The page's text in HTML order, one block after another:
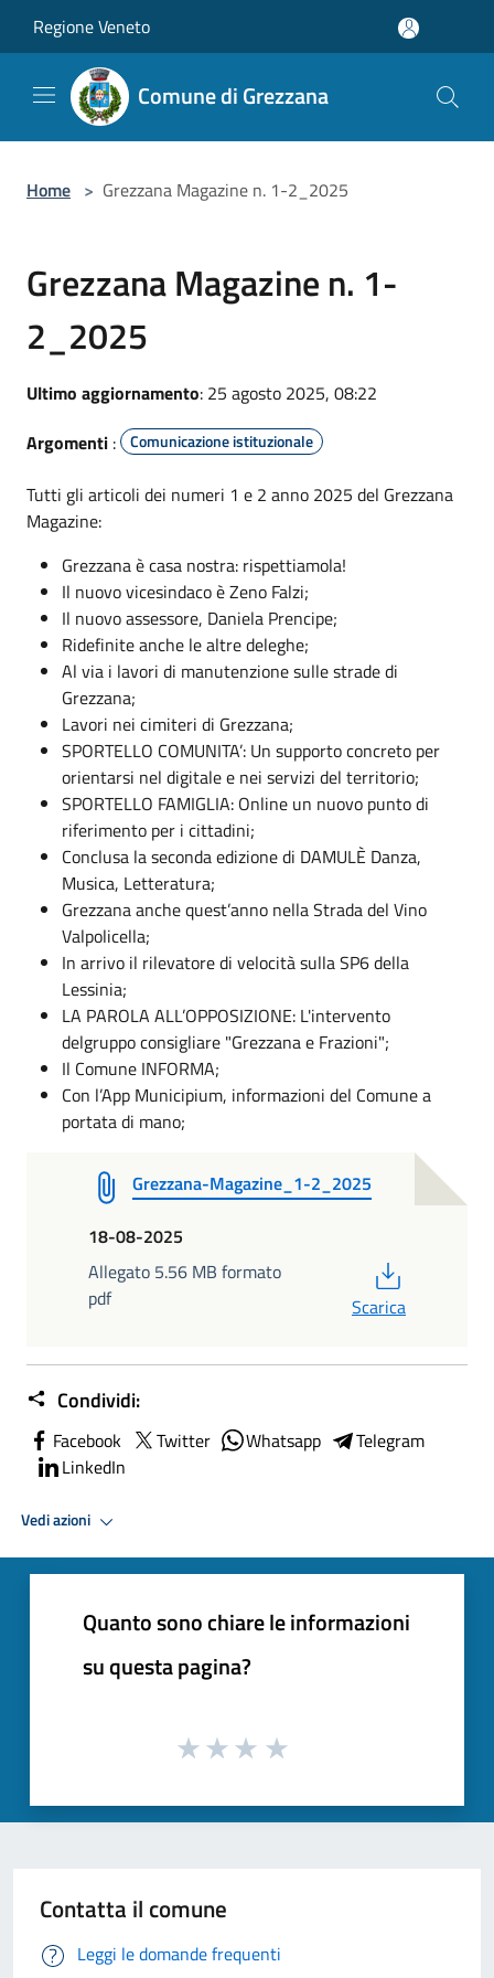
Regione Veneto
Comune di Grezzana
Home > Grezzana Magazine n. 1-2_2025
Grezzana Magazine n. 1-
2_2025
Ultimo aggiornamento: 25 agosto 2025, 08:22
Argomenti : Comunicazione istituzionale
Tutti gli articoli dei numeri 1 e 2 anno 2025 del Grezzana
Magazine:
Grezzana è casa nostra: rispettiamola!
Il nuovo vicesindaco è Zeno Falzi;
Il nuovo assessore, Daniela Prencipe;
Ridefinite anche le altre deleghe;
Al via i lavori di manutenzione sulle strade di
Grezzana;
Lavori nei cimiteri di Grezzana;
SPORTELLO COMUNITA’: Un supporto concreto per
orientarsi nel digitale e nei servizi del territorio;
SPORTELLO FAMIGLIA: Online un nuovo punto di
riferimento per i cittadini;
Conclusa la seconda edizione di DAMULÈ Danza,
Musica, Letteratura;
Grezzana anche quest’anno nella Strada del Vino
Valpolicella;
In arrivo il rilevatore di velocità sulla SP6 della
Lessinia;
LA PAROLA ALL’OPPOSIZIONE: L'intervento
delgruppo consigliare "Grezzana e Frazioni";
Il Comune INFORMA;
Con l’App Municipium, informazioni del Comune a
portata di mano;
Grezzana-Magazine_1-2_2025
18-08-2025
Allegato 5.56 MB formato
pdf
Scarica
Condividi:
Facebook Twitter Whatsapp
Telegram
LinkedIn
Vedi azioni
Quanto sono chiare le informazioni
su questa pagina?
Contatta il comune
Leggi le domande frequenti